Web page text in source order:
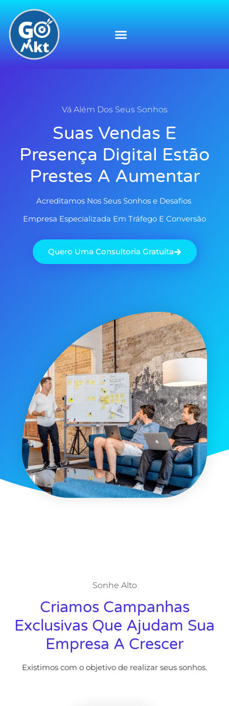
Vá Além Dos Seus Sonhos
Suas Vendas E
Presença Digital Estão
Prestes A Aumentar
Acreditamos Nos Seus Sonhos e Desafios
Empresa Especializada Em Tráfego E Conversão
Quero Uma Consultoria Gratuita
Sonhe Alto
Criamos Campanhas
Exclusivas Que Ajudam Sua
Empresa A Crescer
Existimos com o objetivo de realizar seus sonhos.